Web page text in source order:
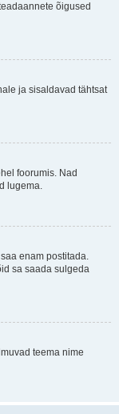
õigused
ja sisaldavad tähtsat
foorumis. Nad
lugema.
enam postitada.
sa saada sulgeda
teema nime